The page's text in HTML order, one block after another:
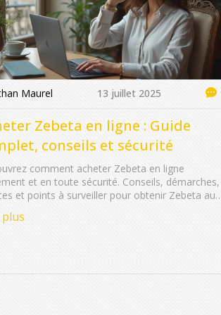
Maurel 13 juillet 2025
Zebeta en ligne : Guide
conseils et sécurité
comment acheter Zebeta en ligne
et en toute sécurité. Conseils, démarches,
et points à surveiller pour obtenir Zebeta au